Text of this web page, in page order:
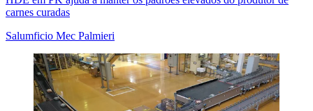
carnes curadas
Salumficio Mec Palmieri